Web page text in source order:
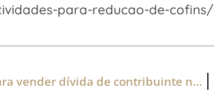
para-reducao-de-cofins/
Governo quer aprovar projeto para vender dívida de contribuinte no mercado